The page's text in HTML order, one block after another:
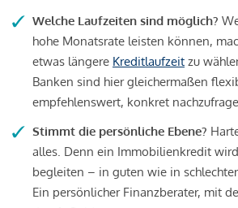
Welche Laufzeiten sind möglich?
hohe Monatsrate leisten können,
etwas längere Kreditlaufzeit zu
Banken sind hier gleichermaßen
empfehlenswert, konkret
Stimmt die persönliche Ebene?
alles. Denn ein Immobilienkredit
begleiten – in guten wie in
Ein persönlicher Finanzberater, mit